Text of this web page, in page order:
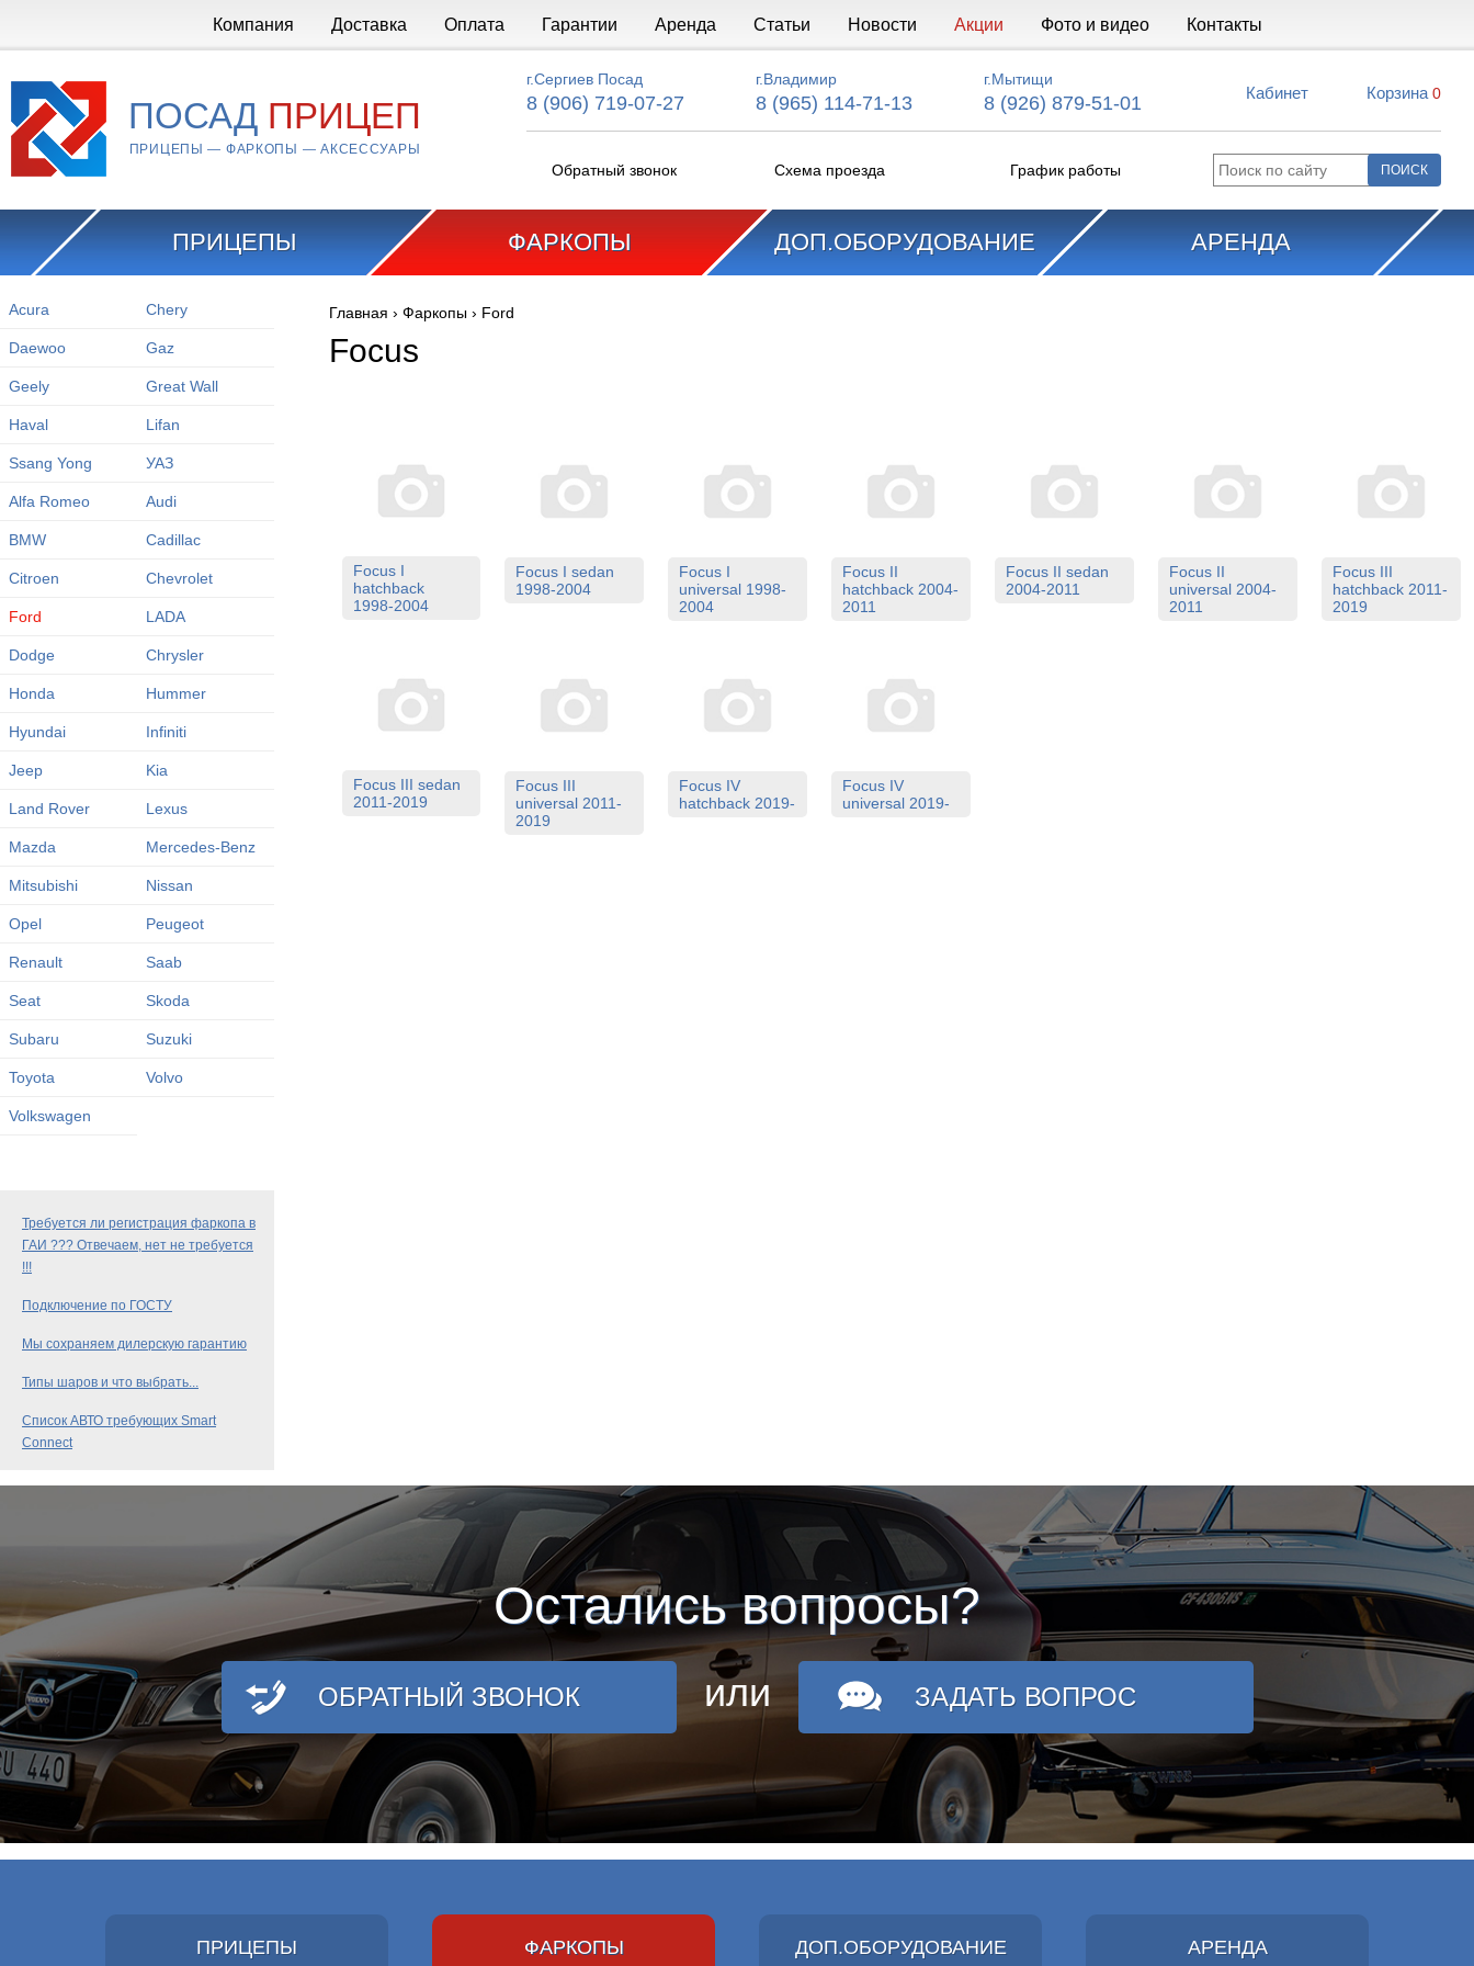
Компания Доставка Оплата Гарантии Аренда Статьи Новости Акции Фото и видео Контакты
ПОСАД ПРИЦЕП
ПРИЦЕПЫ — ФАРКОПЫ — АКСЕССУАРЫ
г.Сергиев Посад
8 (906) 719-07-27
г.Владимир
8 (965) 114-71-13
г.Мытищи
8 (926) 879-51-01 Кабинет Корзина 0
Обратный звонок Схема проезда График работы
ПРИЦЕПЫ ФАРКОПЫ ДОП.ОБОРУДОВАНИЕ АРЕНДА
Acura Chery
Daewoo Gaz
Geely Great Wall
Haval Lifan
Ssang Yong УАЗ
Alfa Romeo Audi
BMW Cadillac
Citroen Chevrolet
Ford LADA
Dodge Chrysler
Honda Hummer
Hyundai Infiniti
Jeep Kia
Land Rover Lexus
Mazda Mercedes-Benz
Mitsubishi Nissan
Opel Peugeot
Renault Saab
Seat Skoda
Subaru Suzuki
Toyota Volvo
Volkswagen
Требуется ли регистрация фаркопа в
ГАИ ??? Отвечаем, нет не требуется
!!!
Подключение по ГОСТУ
Мы сохраняем дилерскую гарантию
Типы шаров и что выбрать...
Список АВТО требующих Smart
Connect
Вы здесь
Главная › Фаркопы › Ford
Focus
Focus I
hatchback
1998-2004
Focus I sedan
1998-2004
Focus I
universal 1998-
2004
Focus II
hatchback 2004-
2011
Focus II sedan
2004-2011
Focus II
universal 2004-
2011
Focus III
hatchback 2011-
2019
Focus III sedan
2011-2019
Focus III
universal 2011-
2019
Focus IV
hatchback 2019-
Focus IV
universal 2019-
Остались вопросы?
ОБРАТНЫЙ ЗВОНОК или ЗАДАТЬ ВОПРОС
ПРИЦЕПЫ ФАРКОПЫ ДОП.ОБОРУДОВАНИЕ АРЕНДА